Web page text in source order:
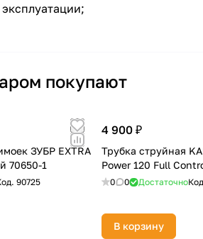
покупают
ЗУБР EXTRA
70650-1
90725
4 900 ₽
Трубка струйная
Power 120 Full
0 0 Достаточно
В корзину